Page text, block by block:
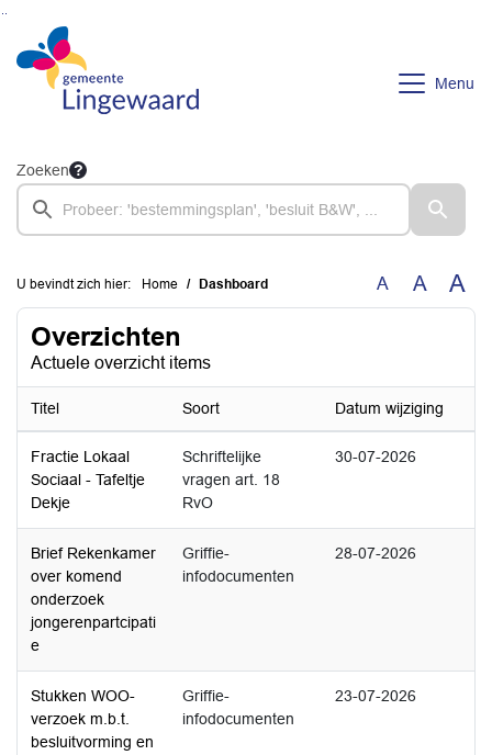
Ga naar de inhoud van deze pagina
Ga naar het zoeken
Ga naar het menu
Menu
Zoeken
U bevindt zich hier: Home Dashboard A A A
Overzichten
Actuele overzicht items
Titel Soort Datum wijziging
Fractie Lokaal
Sociaal - Tafeltje
Dekje
Schriftelijke
vragen art. 18
RvO
30-07-2026
Brief Rekenkamer
over komend
onderzoek
jongerenpartcipati
e
Griffie-
infodocumenten
28-07-2026
Stukken WOO-
verzoek m.b.t.
besluitvorming en
Griffie-
infodocumenten
23-07-2026